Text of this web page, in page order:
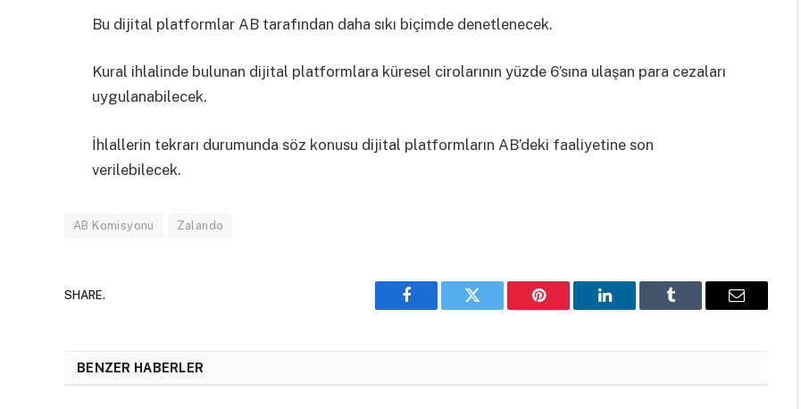
Bu dijital platformlar AB tarafından daha sıkı biçimde denetlenecek.
Kural ihlalinde bulunan dijital platformlara küresel cirolarının yüzde 6’sına ulaşan para cezaları
uygulanabilecek.
İhlallerin tekrarı durumunda söz konusu dijital platformların AB’deki faaliyetine son
verilebilecek.
AB Komisyonu Zalando
SHARE.
Facebook Twitter Pinterest LinkedIn Tumblr Email
BENZER HABERLER